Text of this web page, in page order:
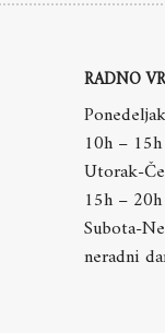
RADNO
10h – 15h
Utorak-
15h – 20h
Subota-
neradni